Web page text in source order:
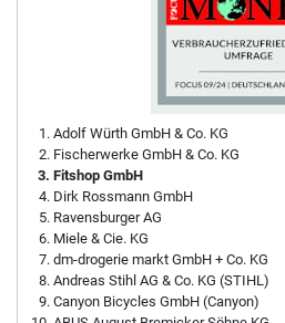
Adolf Würth GmbH & Co. KG
Fischerwerke GmbH & Co. KG
Fitshop GmbH
Dirk Rossmann GmbH
Ravensburger AG
Miele & Cie. KG
dm-drogerie markt GmbH + Co. KG
Andreas Stihl AG & Co. KG (STIHL)
Canyon Bicycles GmbH (Canyon)